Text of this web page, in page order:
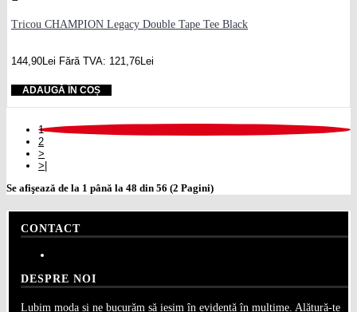
Tricou CHAMPION Legacy Double Tape Tee Black
144,90Lei Fără TVA: 121,76Lei
ADAUGĂ ÎN COȘ
1
2
>
>|
Se afişează de la 1 până la 48 din 56 (2 Pagini)
CONTACT
DESPRE NOI
Lubim moda și ne bucurăm să ieșim în evidență în mulțime. Alătură-te